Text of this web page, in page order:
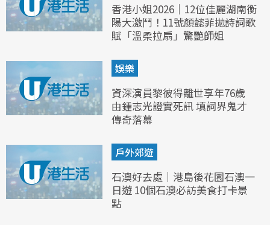
香港小姐2026｜12位佳麗湖南衡
陽大激鬥！11號顏懿菲拋詩詞歌
賦「溫柔拉扇」驚艷師姐
娛樂
資深演員黎彼得離世享年76歲
由鍾志光證實死訊 填詞界鬼才
傳奇落幕
戶外郊遊
石澳好去處｜港島後花園石澳一
日遊 10個石澳必訪美食打卡景
點